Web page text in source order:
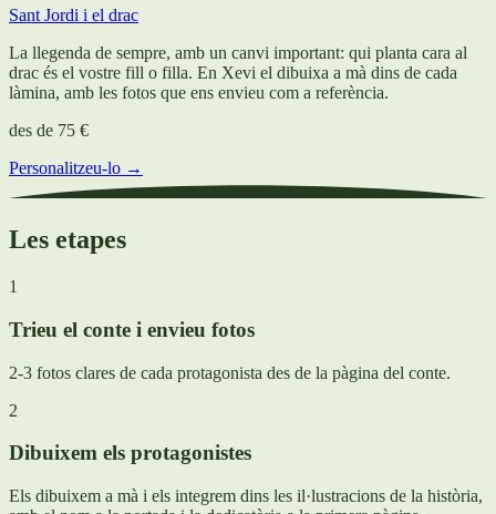
Sant Jordi i el drac
La llegenda de sempre, amb un canvi important: qui planta cara al
drac és el vostre fill o filla. En Xevi el dibuixa a mà dins de cada
làmina, amb les fotos que ens envieu com a referència.
des de 75 €
Personalitzeu-lo →
Les etapes
1
Trieu el conte i envieu fotos
2-3 fotos clares de cada protagonista des de la pàgina del conte.
2
Dibuixem els protagonistes
Els dibuixem a mà i els integrem dins les il·lustracions de la història,